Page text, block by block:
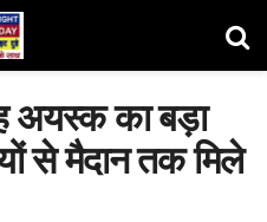
अयस्क का बड़ा
से मैदान तक मिले